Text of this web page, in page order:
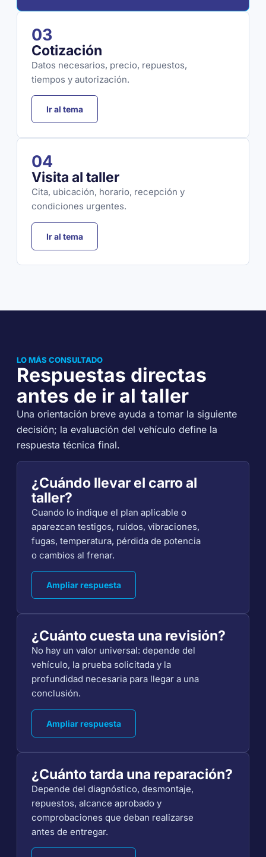
03
Cotización
Datos necesarios, precio, repuestos,
tiempos y autorización.
Ir al tema
04
Visita al taller
Cita, ubicación, horario, recepción y
condiciones urgentes.
Ir al tema
LO MÁS CONSULTADO
Respuestas directas
antes de ir al taller
Una orientación breve ayuda a tomar la siguiente
decisión; la evaluación del vehículo define la
respuesta técnica final.
¿Cuándo llevar el carro al
taller?
Cuando lo indique el plan aplicable o
aparezcan testigos, ruidos, vibraciones,
fugas, temperatura, pérdida de potencia
o cambios al frenar.
Ampliar respuesta
¿Cuánto cuesta una revisión?
No hay un valor universal: depende del
vehículo, la prueba solicitada y la
profundidad necesaria para llegar a una
conclusión.
Ampliar respuesta
¿Cuánto tarda una reparación?
Depende del diagnóstico, desmontaje,
repuestos, alcance aprobado y
comprobaciones que deban realizarse
antes de entregar.